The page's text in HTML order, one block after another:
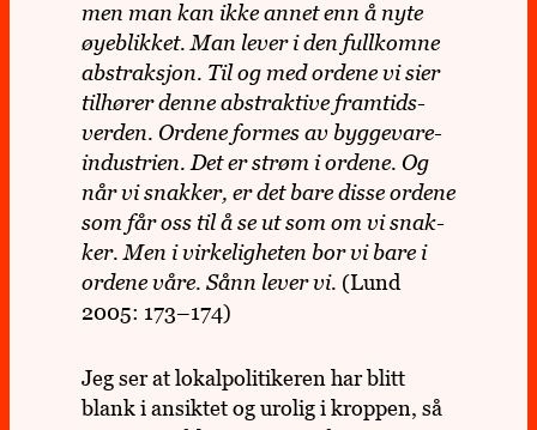
men man kan ikke annet enn å nyte
øyeblik­ket. Man lever i den full­komne
abs­trak­sjon. Til og med ordene vi sier
tilhører denne abs­trak­tive fram­tids­
ver­den. Ordene formes av bygge­vare­
in­du­strien. Det er strøm i ordene. Og
når vi snak­ker, er det bare disse ordene
som får oss til å se ut som om vi snak­
ker. Men i vir­ke­lig­he­ten bor vi bare i
ordene våre. Sånn lever vi. (Lund
2005: 173–174)
Jeg ser at lokal­po­li­ti­ke­ren har blitt
blank i ansik­tet og urolig i krop­pen, så